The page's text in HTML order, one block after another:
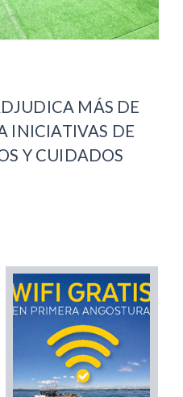
MÁS DE
INICIATIVAS DE
Y CUIDADOS